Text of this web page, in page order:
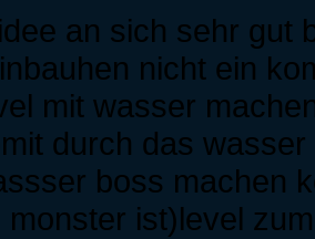
an sich sehr gut
nicht ein
mit wasser
durch das
boss machen
monster ist)level